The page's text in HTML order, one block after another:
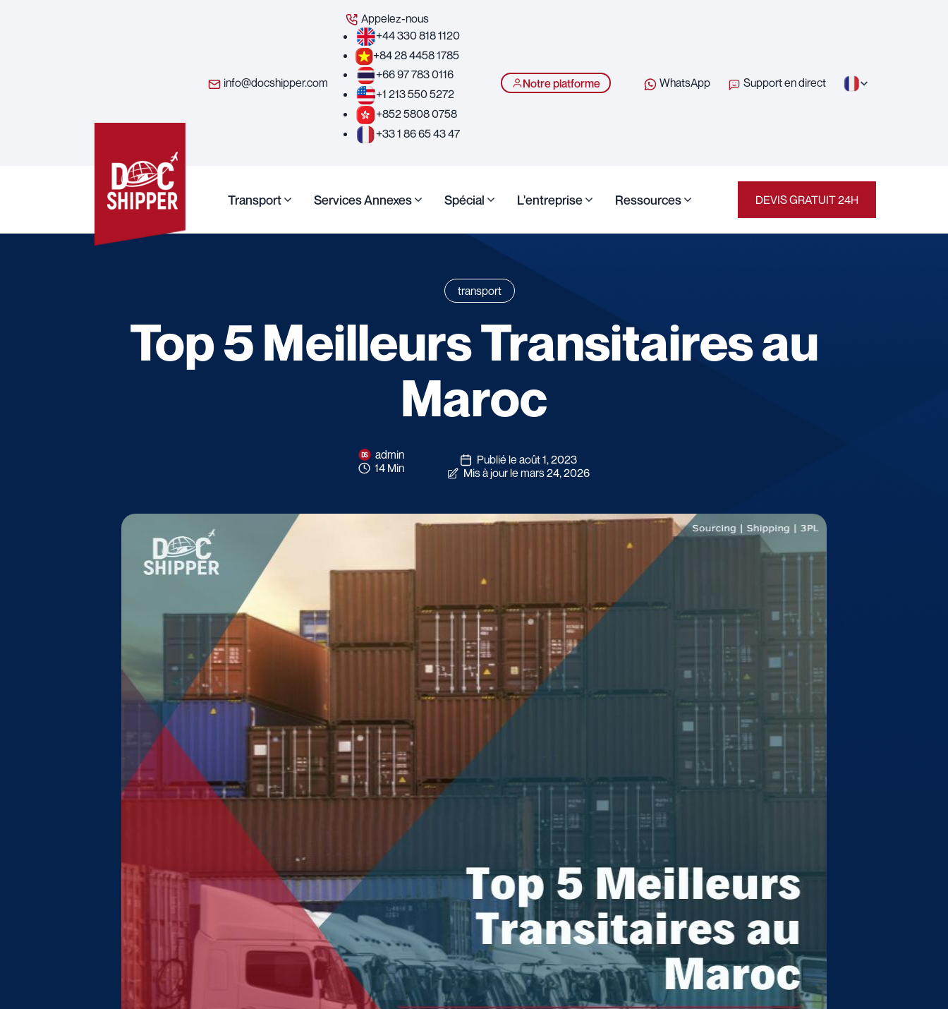
info@docshipper.com
Appelez-nous
+44 330 818 1120
+84 28 4458 1785
+66 97 783 0116
+1 213 550 5272
+852 5808 0758
+33 1 86 65 43 47
Notre platforme WhatsApp Support en direct
Transport Services Annexes Spécial L'entreprise Ressources DEVIS GRATUIT 24H
transport
Top 5 Meilleurs Transitaires au
Maroc
admin
14 Min
Publié le août 1, 2023
Mis à jour le mars 24, 2026